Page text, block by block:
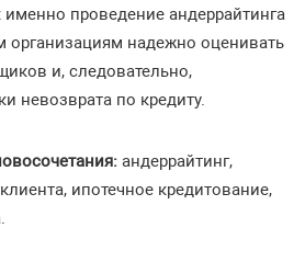
именно проведение андеррайтинга
организациям надежно оценивать
и, следовательно,
невозврата по кредиту.
андеррайтинг,
ипотечное кредитование,